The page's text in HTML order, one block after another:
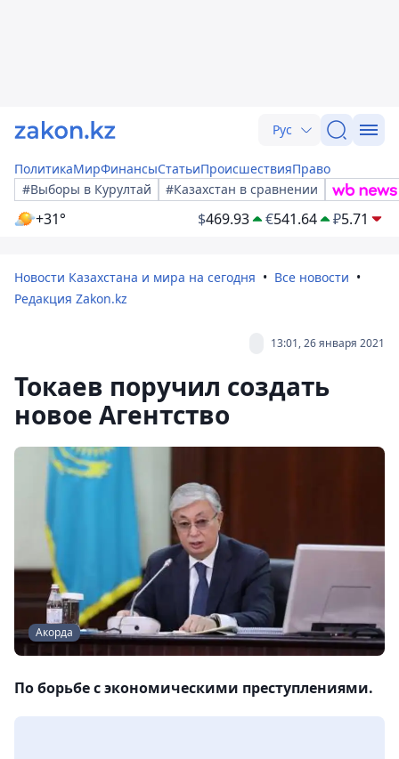
Рус
ПолитикаМирФинансыСтатьиПроисшествияПраво
#Выборы в Курултай
#Казахстан в сравнении
+31° $469.93 €541.64 ₽5.71
Новости Казахстана и мира на сегодня
Все новости
Редакция Zakon.kz
13:01, 26 января 2021
Токаев поручил создать
новое Агентство
Акорда
По борьбе с экономическими преступлениями.